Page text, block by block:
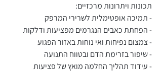
תכונות ויתרונות מרכזיים:
- תמיכה אופטימלית לשרירי המרפק
- הפחתת כאבים הנגרמים מפציעות ודלקות
- צמצום נפיחות ואי נוחות באזור הפגוע
- שיפור בזרימת הדם ובטווח התנועה
- עידוד תהליך החלמה מואץ של פציעות